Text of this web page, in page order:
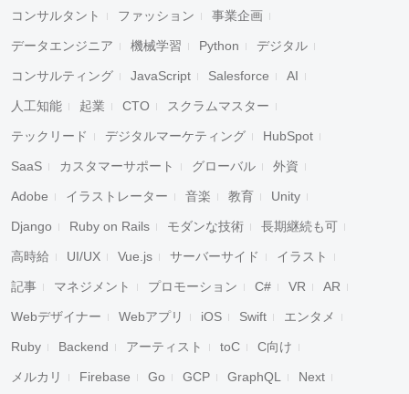
コンサルタント ファッション 事業企画
データエンジニア 機械学習 Python デジタル
コンサルティング JavaScript Salesforce AI
人工知能 起業 CTO スクラムマスター
テックリード デジタルマーケティング HubSpot
SaaS カスタマーサポート グローバル 外資
Adobe イラストレーター 音楽 教育 Unity
Django Ruby on Rails モダンな技術 長期継続も可
高時給 UI/UX Vue.js サーバーサイド イラスト
記事 マネジメント プロモーション C# VR AR
Webデザイナー Webアプリ iOS Swift エンタメ
Ruby Backend アーティスト toC C向け
メルカリ Firebase Go GCP GraphQL Next